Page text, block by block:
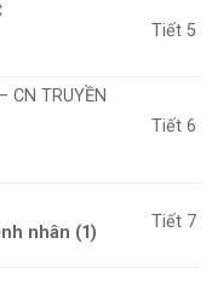
Tiết 5
– CN TRUYỀN
Tiết 6
nhân (1)
Tiết 7